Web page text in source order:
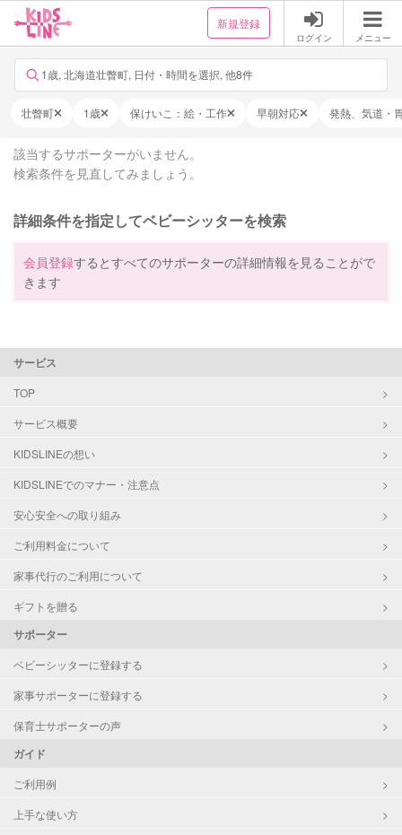
新規登録
ログイン メニュー
1歳, 北海道壮瞥町, 日付・時間を選択, 他8件
壮瞥町 1歳 保けいこ：絵・工作 早朝対応 発熱、気道・
該当するサポーターがいません。
検索条件を見直してみましょう。
詳細条件を指定してベビーシッターを検索
会員登録するとすべてのサポーターの詳細情報を見ることがで
きます
サービス
TOP
サービス概要
KIDSLINEの想い
KIDSLINEでのマナー・注意点
安心安全への取り組み
ご利用料金について
家事代行のご利用について
ギフトを贈る
サポーター
ベビーシッターに登録する
家事サポーターに登録する
保育士サポーターの声
ガイド
ご利用例
上手な使い方